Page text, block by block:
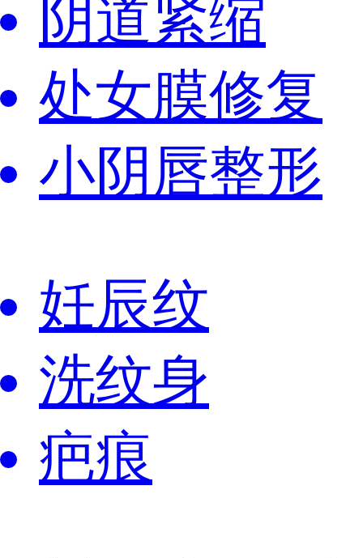
阴道紧缩
处女膜修复
小阴唇整形
妊辰纹
洗纹身
疤痕